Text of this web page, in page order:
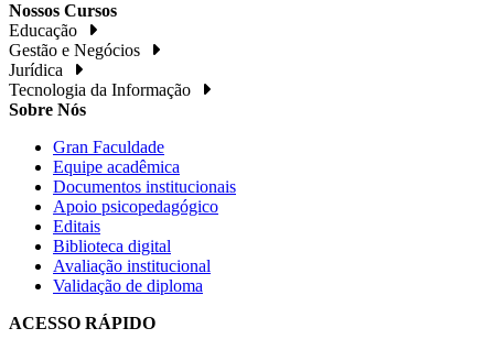
Nossos Cursos
Educação
Gestão e Negócios
Jurídica
Tecnologia da Informação
Sobre Nós
Gran Faculdade
Equipe acadêmica
Documentos institucionais
Apoio psicopedagógico
Editais
Biblioteca digital
Avaliação institucional
Validação de diploma
ACESSO RÁPIDO